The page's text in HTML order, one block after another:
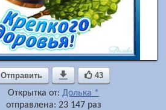
Отправить  43
Открытка от:Долька *
отправлена: 23 147 раз